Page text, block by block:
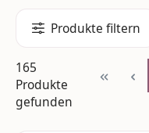
Produkte filtern
165
Produkte
gefunden